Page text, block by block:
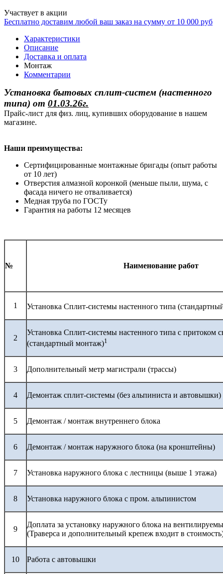
Участвует в акции
Бесплатно доставим любой ваш заказ на сумму от 10 000 руб
Характеристики
Описание
Доставка и оплата
Монтаж
Комментарии
Установка бытовых сплит-систем (настенного
типа) от 01.03.26г.
Прайс-лист для физ. лиц, купивших оборудование в нашем
магазине.
Наши преимущества:
Сертифицированные монтажные бригады (опыт работы
от 10 лет)
Отверстия алмазной коронкой (меньше пыли, шума, с
фасада ничего не отваливается)
Медная труба по ГОСТу
Гарантия на работы 12 месяцев
№ Наименование работ
1 Установка Сплит-системы настенного типа
2
Установка Сплит-системы настенного типа с притоком
(стандартный монтаж)1
3 Дополнительный метр магистрали (трассы)
4 Демонтаж сплит-системы (без альпиниста и автовышки)
5 Демонтаж / монтаж внутреннего блока
6 Демонтаж / монтаж наружного блока (на кронштейны)
7 Установка наружного блока с лестницы (выше 1 этажа)
8 Установка наружного блока с пром. альпинистом
9
Доплата за установку наружного блока на
(Траверса и дополнительный крепеж входит в
10 Работа с автовышки